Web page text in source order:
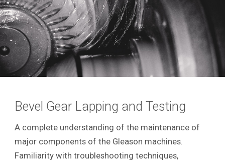
Bevel Gear Lapping and Testing
A complete understanding of the maintenance of
major components of the Gleason machines.
Familiarity with troubleshooting techniques,